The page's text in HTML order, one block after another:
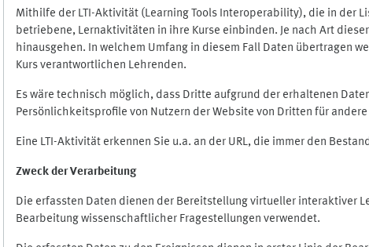
Mithilfe der LTI-Aktivität (Learning Tools Interoperability), die in der
betriebene, Lernaktivitäten in ihre Kurse einbinden. Je nach Art
hinausgehen. In welchem Umfang in diesem Fall Daten übertragen
Kurs verantwortlichen Lehrenden.
Es wäre technisch möglich, dass Dritte aufgrund der erhaltenen
Persönlichkeitsprofile von Nutzern der Website von Dritten für
Eine LTI-Aktivität erkennen Sie u.a. an der URL, die immer den
Zweck der Verarbeitung
Die erfassten Daten dienen der Bereitstellung virtueller interaktiver
Bearbeitung wissenschaftlicher Fragestellungen verwendet.